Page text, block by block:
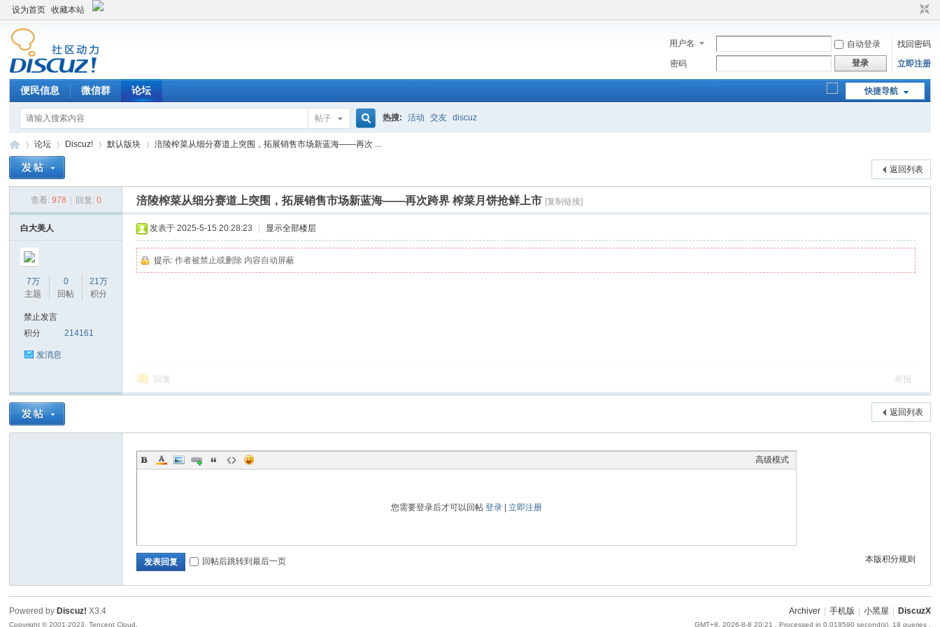
设为首页 收藏本站
用户名 自动登录
找回密码
密码
登录 立即注册
快捷导航
便民信息 微信群 论坛
帖子
搜
索
热搜: 活动 交友 discuz
Bo
论坛
›
Discuz!
›
默认版块
›
涪陵榨菜从细分赛道上突围，拓展销售市场新蓝海——再次 ...
返回列表
查看: 978 回复: 0 涪陵榨菜从细分赛道上突围，拓展销售市场新蓝海——再次跨界 榨菜月饼抢鲜上市 [复制链接]
白大美人
7万
主题
0
回帖
21万
积分
禁止发言
积分
214161
发消息
发表于 2025-5-15 20:28:23 显示全部楼层
提示:作者被禁止或删除 内容自动屏蔽
回复 举报
返回列表
高级模式
您需要登录后才可以回帖登录 |立即注册
本版积分规则
发表回复 回帖后跳转到最后一页
Archiver 手机版 小黑屋 DiscuzX
GMT+8, 2026-8-8 20:21 , Processed in 0.019590 second(s), 18 queries .
Powered by Discuz! X3.4
Copyright © 2001-2023, Tencent Cloud.